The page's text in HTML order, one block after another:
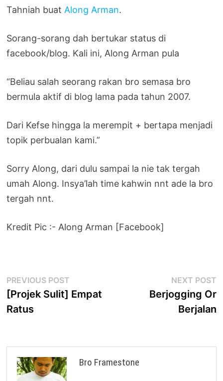
Tahniah buat Along Arman.
Sorang-sorang dah bertukar status di
facebook/blog. Kali ini, Along Arman pula
“Beliau salah seorang rakan bro semasa bro
bermula aktif di blog lama pada tahun 2007.
Dari Kefse hingga la merempit + bertapa menjadi
topik perbualan kami.”
Sorry Along, dari dulu sampai la nie tak tergah
umah Along. Insya’lah time kahwin nnt ade la bro
tergah nnt.
Kredit Pic :- Along Arman [Facebook]
Post
navigation
PREVIOUS POST
post:
[Projek Sulit] Empat
Ratus
NEXT POST
Berjogging Or
Berjalan
Bro Framestone